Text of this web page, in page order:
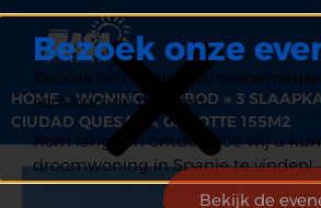
HOME»WONING AANBOD » 3
CIUDAD QUESADA GROOTTE 155M2
Bezoek onze
Bezoek ons op diverse
seminars en beurzen.
Kom langs en ontdek hoe wij u
droomwoning in Spanje te vinden!